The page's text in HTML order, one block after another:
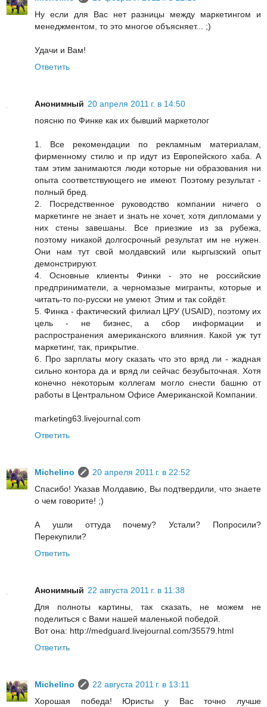
Ну если для Вас нет разницы между маркетингом и
менеджментом, то это многое объясняет... ;)
Удачи и Вам!
Ответить
Анонимный 20 апреля 2011 г. в 14:50
поясню по Финке как их бывший маркетолог
1. Все рекомендации по рекламным материалам,
фирменному стилю и пр идут из Европейского хаба. А
там этим занимаются люди которые ни образования ни
опыта соответствующего не имеют. Поэтому результат -
полный бред.
2. Посредственное руководство компании ничего о
маркетинге не знает и знать не хочет, хотя дипломами у
них стены завешаны. Все приезжие из за рубежа,
поэтому никакой долгосрочный результат им не нужен.
Они нам тут свой молдавский или кыргызский опыт
демонстрируют.
4. Основные клиенты Финки - это не российские
предприниматели, а черномазые мигранты, которые и
читать-то по-русски не умеют. Этим и так сойдёт.
5. Финка - фактический филиал ЦРУ (USAID), поэтому их
цель - не бизнес, а сбор информации и
распространения американского влияния. Какой уж тут
маркетинг, так, прикрытие.
6. Про зарплаты могу сказать что это вряд ли - жадная
сильно контора да и вряд ли сейчас безубыточная. Хотя
конечно некоторым коллегам могло снести башню от
работы в Центральном Офисе Американской Компании.
marketing63.livejournal.com
Ответить
Michelino
20 апреля 2011 г. в 22:52
Спасибо! Указав Молдавию, Вы подтвердили, что знаете
о чем говорите! ;)
А ушли оттуда почему? Устали? Попросили?
Перекупили?
Ответить
Анонимный 22 августа 2011 г. в 11:38
Для полноты картины, так сказать, не можем не
поделиться с Вами нашей маленькой победой.
Вот она: http://medguard.livejournal.com/35579.html
Ответить
Michelino
22 августа 2011 г. в 13:11
Хорошая победа! Юристы у Вас точно лучше